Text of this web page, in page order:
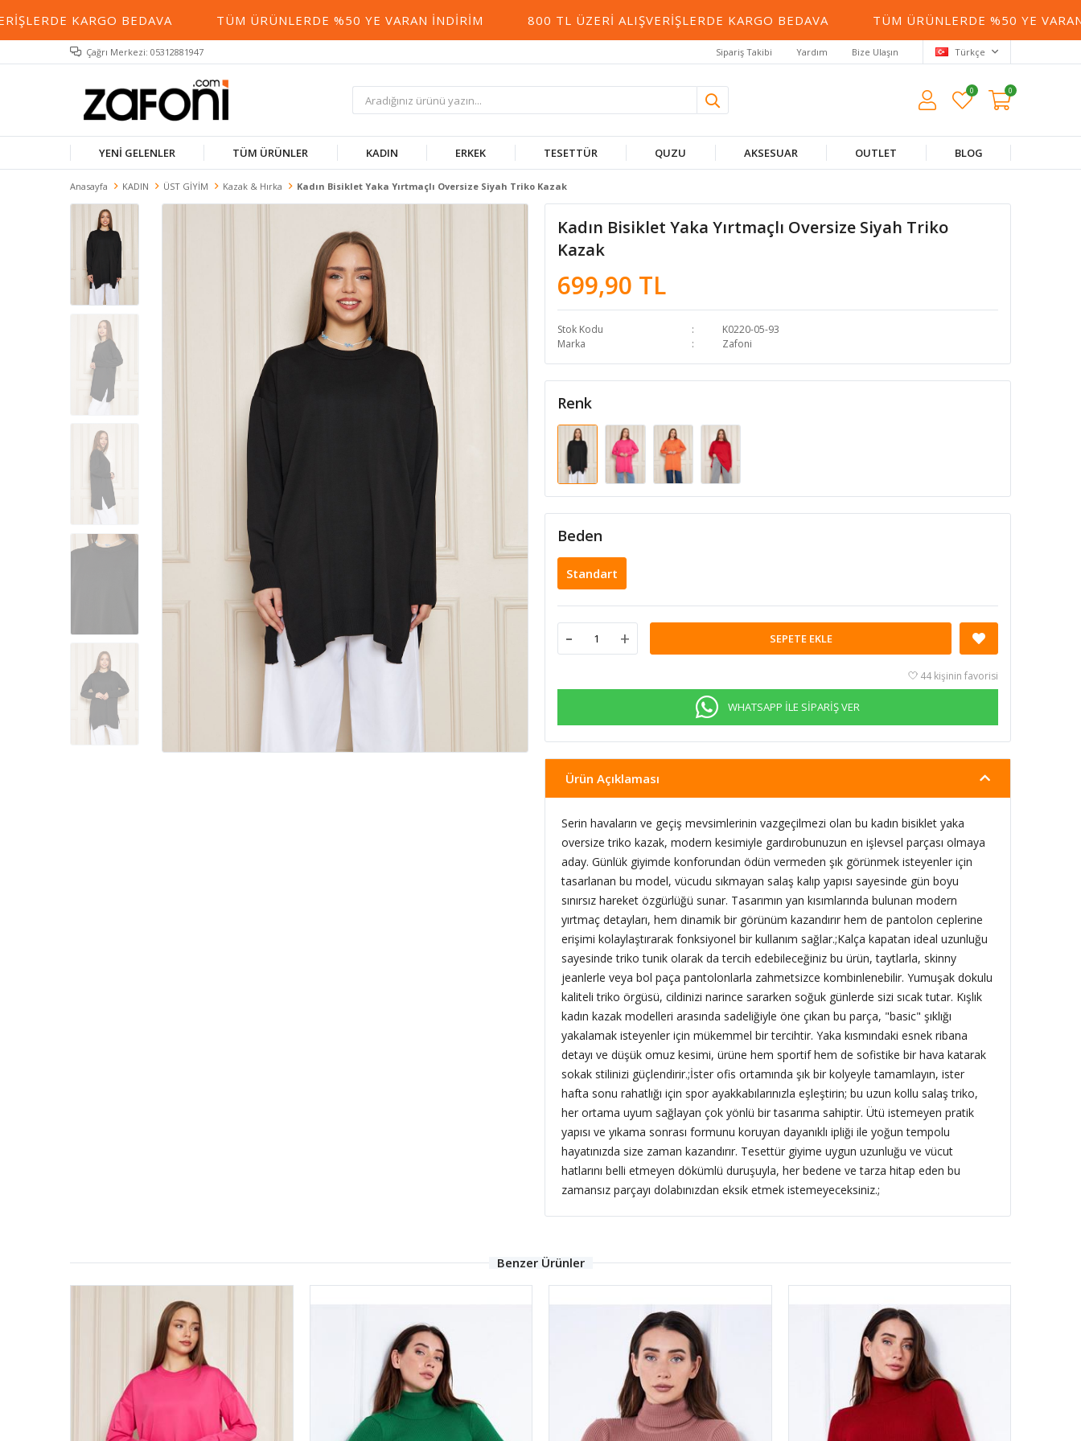
KARGO BEDAVA TÜM ÜRÜNLERDE %50 YE VARAN İNDIRIM 800 TL ÜZERI ALIŞVERIŞLERDE KARGO BEDAVA TÜM ÜRÜNLERDE %50 YE VARAN
Çağrı Merkezi: 05312881947 Sipariş Takibi Yardım Bize Ulaşın Türkçe
0 0
YENİ GELENLER TÜM ÜRÜNLER KADIN ERKEK TESETTÜR QUZU AKSESUAR OUTLET BLOG
Anasayfa KADIN ÜST GİYİM Kazak & Hırka Kadın Bisiklet Yaka Yırtmaçlı Oversize Siyah Triko Kazak
Kadın Bisiklet Yaka Yırtmaçlı Oversize Siyah Triko
Kazak
699,90 TL
Stok Kodu
K0220-05-93
Marka
Zafoni
Renk
Beden
Standart
- + SEPETE EKLE
44 kişinin favorisi
WHATSAPP İLE SİPARİŞ VER
Ürün Açıklaması
Serin havaların ve geçiş mevsimlerinin vazgeçilmezi olan bu kadın bisiklet yaka
oversize triko kazak, modern kesimiyle gardırobunuzun en işlevsel parçası olmaya
aday. Günlük giyimde konforundan ödün vermeden şık görünmek isteyenler için
tasarlanan bu model, vücudu sıkmayan salaş kalıp yapısı sayesinde gün boyu
sınırsız hareket özgürlüğü sunar. Tasarımın yan kısımlarında bulunan modern
yırtmaç detayları, hem dinamik bir görünüm kazandırır hem de pantolon ceplerine
erişimi kolaylaştırarak fonksiyonel bir kullanım sağlar.;Kalça kapatan ideal uzunluğu
sayesinde triko tunik olarak da tercih edebileceğiniz bu ürün, taytlarla, skinny
jeanlerle veya bol paça pantolonlarla zahmetsizce kombinlenebilir. Yumuşak dokulu
kaliteli triko örgüsü, cildinizi narince sararken soğuk günlerde sizi sıcak tutar. Kışlık
kadın kazak modelleri arasında sadeliğiyle öne çıkan bu parça, "basic" şıklığı
yakalamak isteyenler için mükemmel bir tercihtir. Yaka kısmındaki esnek ribana
detayı ve düşük omuz kesimi, ürüne hem sportif hem de sofistike bir hava katarak
sokak stilinizi güçlendirir.;İster ofis ortamında şık bir kolyeyle tamamlayın, ister
hafta sonu rahatlığı için spor ayakkabılarınızla eşleştirin; bu uzun kollu salaş triko,
her ortama uyum sağlayan çok yönlü bir tasarıma sahiptir. Ütü istemeyen pratik
yapısı ve yıkama sonrası formunu koruyan dayanıklı ipliği ile yoğun tempolu
hayatınızda size zaman kazandırır. Tesettür giyime uygun uzunluğu ve vücut
hatlarını belli etmeyen dökümlü duruşuyla, her bedene ve tarza hitap eden bu
zamansız parçayı dolabınızdan eksik etmek istemeyeceksiniz.;
Benzer Ürünler